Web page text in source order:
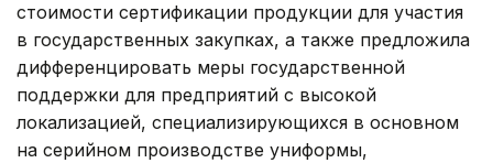
стоимости сертификации продукции для участия
в государственных закупках, а также предложила
дифференцировать меры государственной
поддержки для предприятий с высокой
локализацией, специализирующихся в основном
на серийном производстве униформы,